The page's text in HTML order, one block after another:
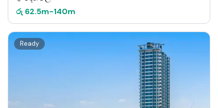
රු 62.5m-140m
Ready